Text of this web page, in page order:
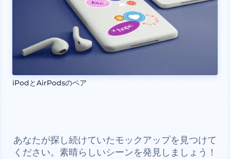
iPodとAirPodsのペア
あなたが探し続けていたモックアップを見つけて
ください。素晴らしいシーンを発見しましょう！